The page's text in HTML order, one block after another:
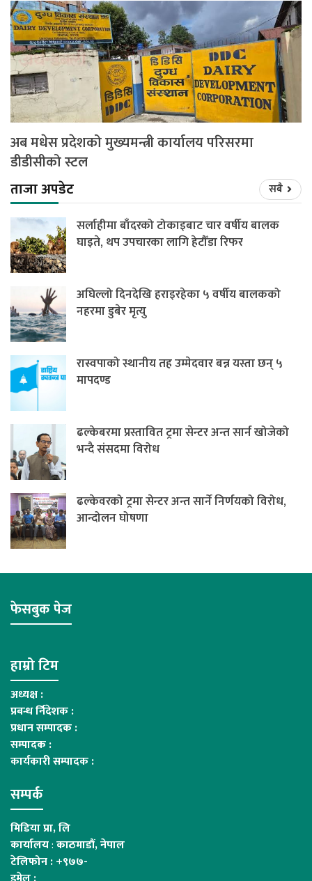
अब मधेस प्रदेशको मुख्यमन्त्री कार्यालय परिसरमा
डीडीसीको स्टल
ताजा अपडेट
सबै
सर्लाहीमा बाँदरको टोकाइबाट चार वर्षीय बालक
घाइते, थप उपचारका लागि हेटौँडा रिफर
अघिल्लो दिनदेखि हराइरहेका ५ वर्षीय बालकको
नहरमा डुबेर मृत्यु
रास्वपाको स्थानीय तह उम्मेदवार बन्न यस्ता छन् ५
मापदण्ड
ढल्केबरमा प्रस्तावित ट्रमा सेन्टर अन्त सार्न खोजेको
भन्दै संसदमा विरोध
ढल्केवरको ट्रमा सेन्टर अन्त सार्ने निर्णयको विरोध,
आन्दोलन घोषणा
फेसबुक पेज
हाम्रो टिम
अध्यक्ष :
प्रबन्ध र्निदेशक :
प्रधान सम्पादक :
सम्पादक :
कार्यकारी सम्पादक :
सम्पर्क
मिडिया प्रा, लि
कार्यालय:काठमाडौं, नेपाल
टेलिफोन : +९७७-